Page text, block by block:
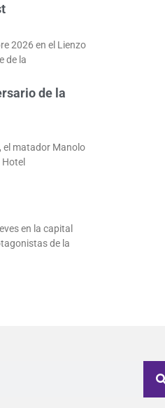
2026 en el Lienzo
de la
de la
el matador Manolo
en la capital
de la